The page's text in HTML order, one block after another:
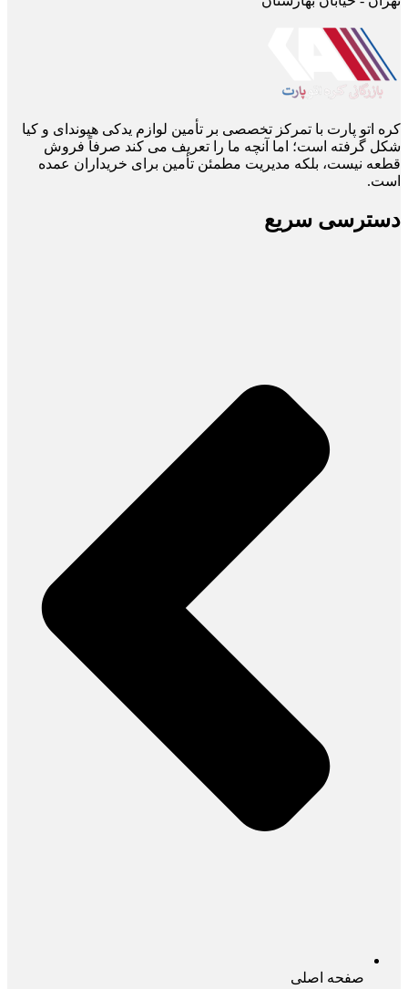
کره اتو پارت با تمرکز تخصصی بر تأمین لوازم یدکی هیوندای و کیا
شکل گرفته است؛ اما آنچه ما را تعریف می ‌کند صرفاً فروش
قطعه نیست، بلکه مدیریت مطمئن تأمین برای خریداران عمده
است.
دسترسی سریع
صفحه اصلی